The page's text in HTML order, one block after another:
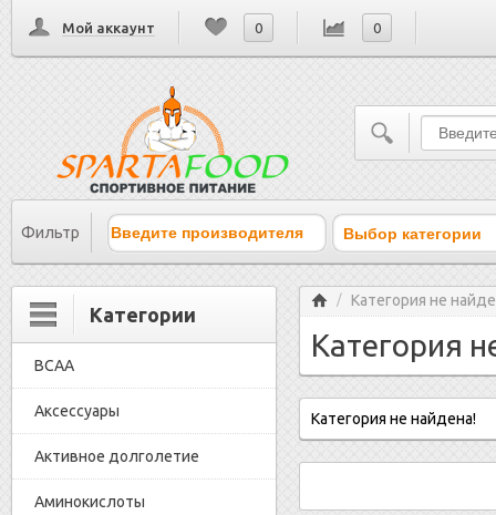
Мой аккаунт 0 0
Фильтр Выбор категории
Категории
BCAA
Аксессуары
Активное долголетие
Аминокислоты
Главная
/ Категория не
Категория
Категория не найдена!